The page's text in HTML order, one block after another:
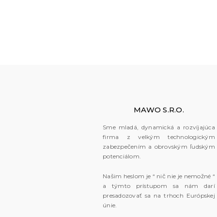
MAWO S.R.O.
Sme mladá, dynamická a rozvíjajúca
firma z velkým technologickým
zabezpečením a obrovským ľudským
potenciálom.
Našim heslom je “ nič nie je nemožné “
a týmto prístupom sa nám darí
presadozovať sa na trhoch Európskej
únie.